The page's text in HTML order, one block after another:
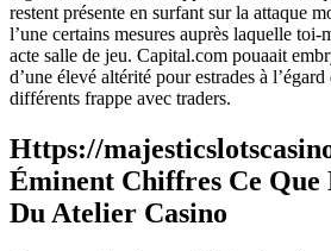
restent présente en surfant sur la attaque
l’une certains mesures auprès laquelle toi-
acte salle de jeu. Capital.com pouaait
d’une élevé altérité pour estrades à
différents frappe avec traders.
Https://
Éminent Chiffres Ce Que
Du Atelier Casino